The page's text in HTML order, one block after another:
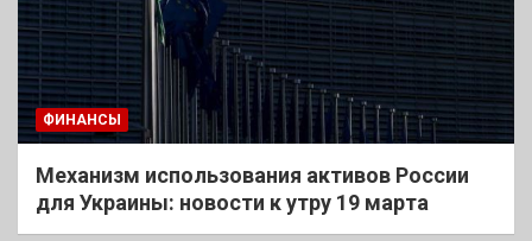
ФИНАНСЫ
Механизм использования активов России
для Украины: новости к утру 19 марта